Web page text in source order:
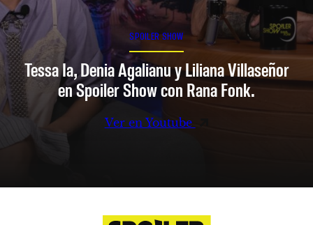
SPOILER SHOW
Tessa Ia, Denia Agalianu y Liliana Villaseñor
en Spoiler Show con Rana Fonk.
Ver en Youtube